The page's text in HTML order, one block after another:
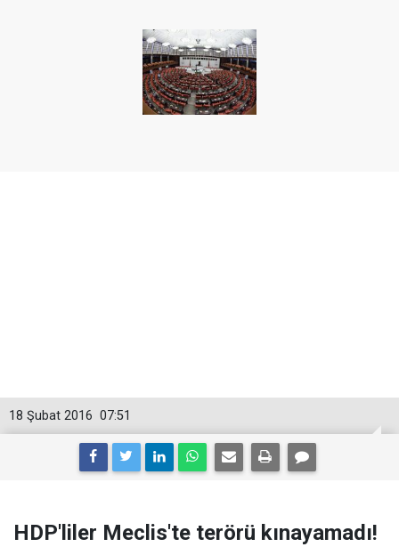
07:51
18 Şubat 2016
HDP'liler Meclis'te terörü kınayamadı!